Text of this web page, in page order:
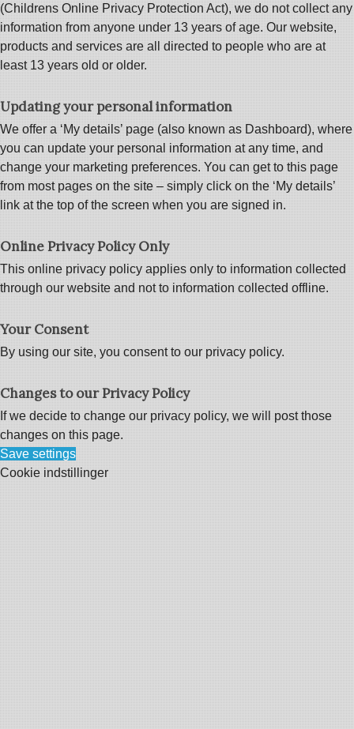
(Childrens Online Privacy Protection Act), we do not collect any
information from anyone under 13 years of age. Our website,
products and services are all directed to people who are at
least 13 years old or older.
Updating your personal information
We offer a ‘My details’ page (also known as Dashboard), where
you can update your personal information at any time, and
change your marketing preferences. You can get to this page
from most pages on the site – simply click on the ‘My details’
link at the top of the screen when you are signed in.
Online Privacy Policy Only
This online privacy policy applies only to information collected
through our website and not to information collected offline.
Your Consent
By using our site, you consent to our privacy policy.
Changes to our Privacy Policy
If we decide to change our privacy policy, we will post those
changes on this page.
Save settings
Cookie indstillinger